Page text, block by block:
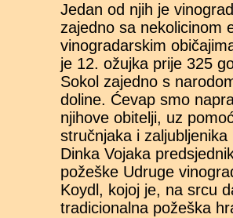
Jedan od njih je
zajedno sa nekolicinom
vinogradarskim
je 12. ožujka prije 325
Sokol zajedno s
doline. Ćevap smo
njihove obitelji, uz
stručnjaka i
Dinka Vojaka
požeške Udruge
Koydl, kojoj je, na srcu
tradicionalna požeška